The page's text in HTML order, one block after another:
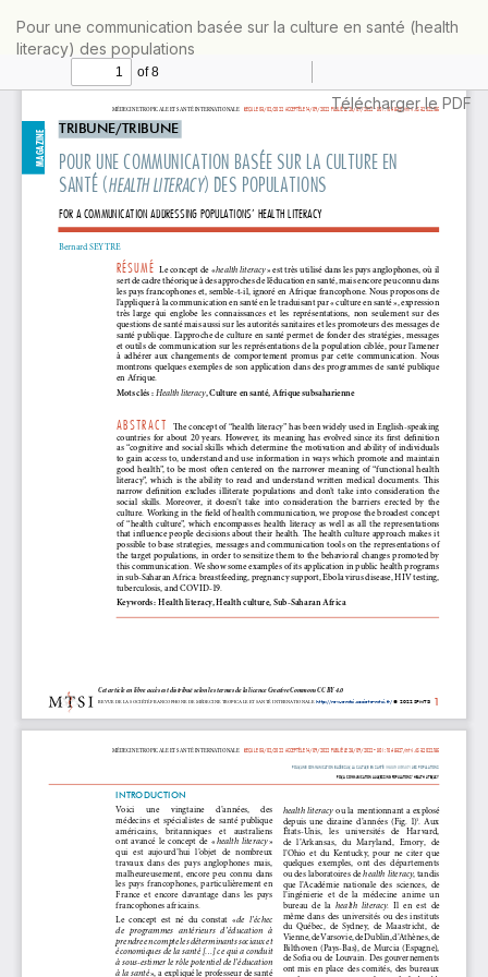
aux
informations
l'article
Pour une communication basée sur la culture en santé (health
literacy) des populations
Télécharger
Télécharger le PDF